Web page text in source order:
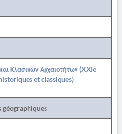
Κλασικών Αρχαιοτήτων (XXIe
et classiques)